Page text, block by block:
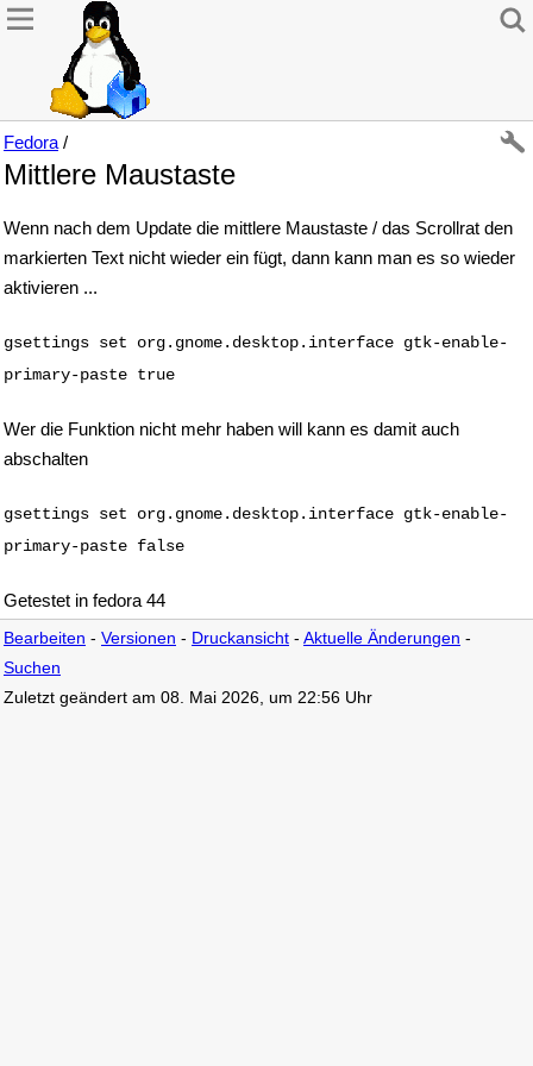
Fedora /
Mittlere Maustaste
Wenn nach dem Update die mittlere Maustaste / das Scrollrat den
markierten Text nicht wieder ein fügt, dann kann man es so wieder
aktivieren ...
gsettings set org.gnome.desktop.interface gtk-enable-
primary-paste true
Wer die Funktion nicht mehr haben will kann es damit auch
abschalten
gsettings set org.gnome.desktop.interface gtk-enable-
primary-paste false
Getestet in fedora 44
Bearbeiten - Versionen - Druckansicht - Aktuelle Änderungen -
Suchen
Zuletzt geändert am 08. Mai 2026, um 22:56 Uhr